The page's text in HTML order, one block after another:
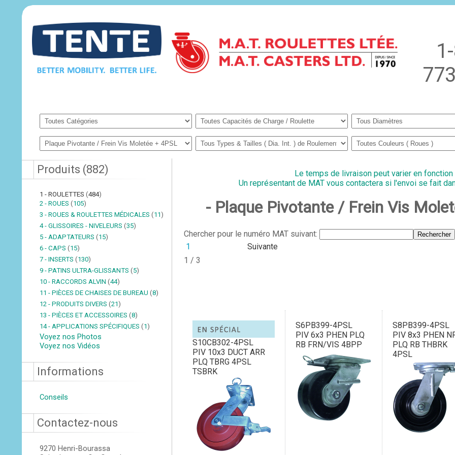
Produits (882)
1 - ROULETTES (484)
2 - ROUES (105)
3 - ROUES & ROULETTES MÉDICALES (11)
4 - GLISSOIRES - NIVELEURS (35)
5 - ADAPTATEURS (15)
6 - CAPS (15)
7 - INSERTS (130)
9 - PATINS ULTRA-GLISSANTS (5)
10 - RACCORDS ALVIN (44)
11 - PIÈCES DE CHAISES DE BUREAU (8)
12 - PRODUITS DIVERS (21)
13 - PIÈCES ET ACCESSOIRES (8)
14 - APPLICATIONS SPÉCIFIQUES (1)
Voyez nos Photos
Voyez nos Vidéos
Informations
Conseils
Contactez-nous
9270 Henri-Bourassa
Le temps de livraison peut varier en
Un représentant de MAT vous contactera si l'envoi se fait
- Plaque Pivotante / Frein Vis
Chercher pour le numéro MAT suivant:
1
Suivante
1 / 3
S10CB302-4PSL
PIV 10x3 DUCT ARR
PLQ TBRG 4PSL
TSBRK
S6PB399-4PSL
PIV 6x3 PHEN PLQ
RB FRN/VIS 4BPP
S8PB399-4PSL
PIV 8x3 PHEN
PLQ RB THBRK
4PSL